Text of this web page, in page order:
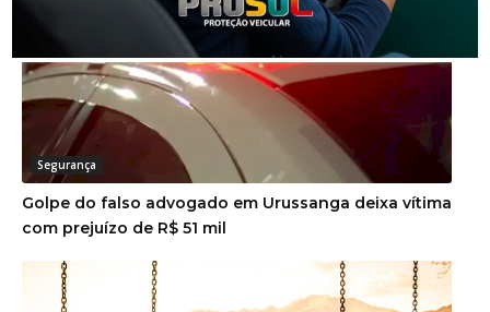
Segurança
Golpe do falso advogado em Urussanga deixa vítima
com prejuízo de R$ 51 mil